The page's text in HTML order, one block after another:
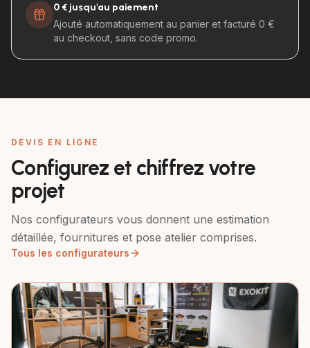
0 € jusqu'au paiement
Ajouté automatiquement au panier et facturé 0 €
au checkout, sans code promo.
DEVIS EN LIGNE
Configurez et chiffrez votre
projet
Nos configurateurs vous donnent une estimation
détaillée, fournitures et pose atelier comprises.
Tous les configurateurs